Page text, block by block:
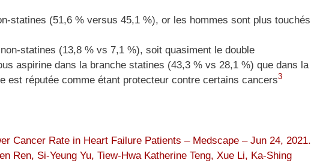
statines (51,6 % versus 45,1 %), or les hommes sont plus touchés
statines (13,8 % vs 7,1 %), soit quasiment le double
aspirine dans la branche statines (43,3 % vs 28,1 %) que dans la
est réputée comme étant protecteur contre certains cancers3
Cancer Rate in Heart Failure Patients – Medscape – Jun 24, 2021.
Ren, Si-Yeung Yu, Tiew-Hwa Katherine Teng, Xue Li, Ka-Shing